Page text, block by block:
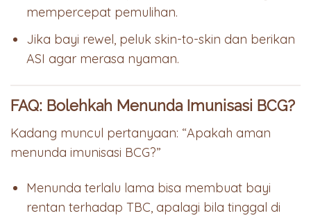
mempercepat pemulihan.
Jika bayi rewel, peluk skin-to-skin dan berikan
ASI agar merasa nyaman.
FAQ: Bolehkah Menunda Imunisasi BCG?
Kadang muncul pertanyaan: “Apakah aman
menunda imunisasi BCG?”
Menunda terlalu lama bisa membuat bayi
rentan terhadap TBC, apalagi bila tinggal di